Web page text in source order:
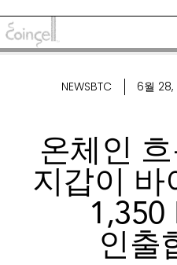
NEWSBTC 6월
온체인
지갑이 바
1,350
인출